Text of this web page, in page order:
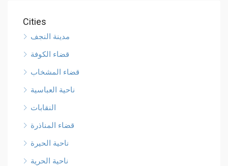
Cities
مدينة النجف
قضاء الكوفة
قضاء المشخاب
ناحية العباسية
النقابات
قضاء المناذرة
ناحية الحيرة
ناحية الحرية